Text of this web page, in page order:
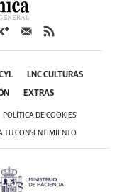
LNC CULTURAS
EXTRAS
POLÍTICA DE COOKIES
TU CONSENTIMIENTO